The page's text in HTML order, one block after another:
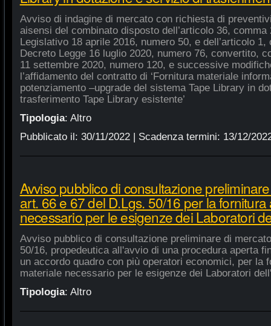
Avviso di indagine di mercato con richiesta di
aisensi del combinato disposto dell’articolo 36,
Legislativo 18 aprile 2016, numero 50, e dell’articolo
Decreto Legge 16 luglio 2020, numero 76, convertito,
11 settembre 2020, numero 120, e successive
l’affidamento del contratto di ‘Fornitura materiale
potenziamento –upgrade del sistema Tape Library in
trasferimento Tape Library esistente’
Tipologia: Altro
Pubblicato il: 30/11/2022| Scadenza termini: 13/12/
Avviso pubblico di consultazione
art. 66 e 67 del D.Lgs. 50/16 per la
necessario per le esigenze dei Laboratori
Avviso pubblico di consultazione preliminare di
50/16, propedeutica all'avvio di una procedura aperta
un accordo quadro con più operatori economici, per la
materiale necessario per le esigenze dei Laboratori
Tipologia: Altro